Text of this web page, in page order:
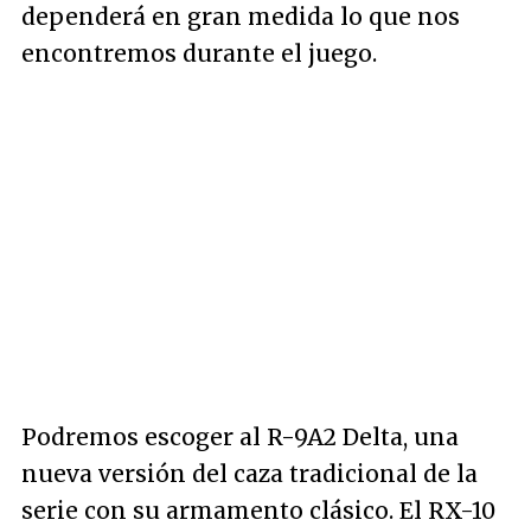
dependerá en gran medida lo que nos
encontremos durante el juego.
Podremos escoger al R-9A2 Delta, una
nueva versión del caza tradicional de la
serie con su armamento clásico. El RX-10